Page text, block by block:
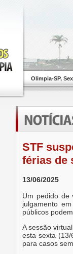
Olimpia-SP,
STF
férias de
13/06/2025
Um pedido de
julgamento
públicos
A sessão
esta sexta
para casos